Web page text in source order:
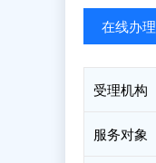
在线办理
受理机构
服务对象